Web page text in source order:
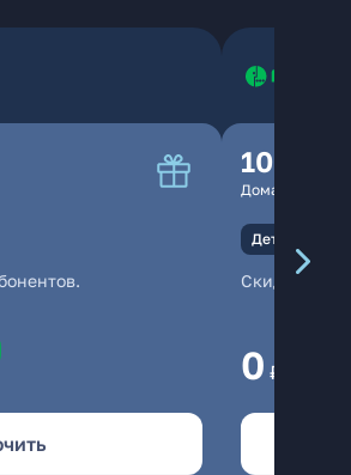
100
Домашний
Детали
Скидка
0 ₽/мес